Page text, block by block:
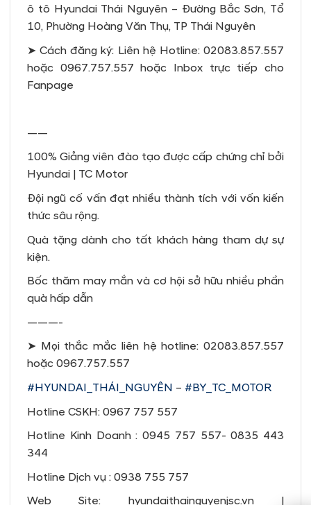
ô tô Hyundai Thái Nguyên – Đường Bắc Sơn, Tổ
10, Phường Hoàng Văn Thụ, TP Thái Nguyên
➤ Cách đăng ký: Liên hệ Hotline: 02083.857.557
hoặc 0967.757.557 hoặc Inbox trực tiếp cho
Fanpage
——
100% Giảng viên đào tạo được cấp chứng chỉ bởi
Hyundai | TC Motor
Đội ngũ cố vấn đạt nhiều thành tích với vốn kiến
thức sâu rộng.
Quà tặng dành cho tất khách hàng tham dự sự
kiện.
Bốc thăm may mắn và cơ hội sở hữu nhiều phần
quà hấp dẫn
———-
➤ Mọi thắc mắc liên hệ hotline: 02083.857.557
hoặc 0967.757.557
#HYUNDAI_THÁI_NGUYÊN – #BY_TC_MOTOR
Hotline CSKH: 0967 757 557
Hotline Kinh Doanh : 0945 757 557- 0835 443
344
Hotline Dịch vụ : 0938 755 757
Web Site: hyundaithainguyenjsc.vn |